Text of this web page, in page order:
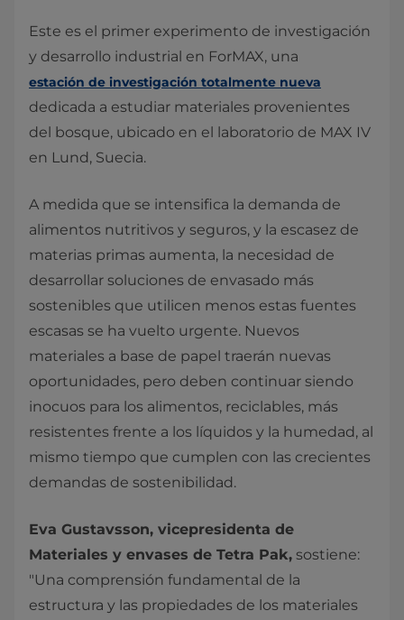
Este es el primer experimento de investigación
y desarrollo industrial en ForMAX, una
estación de investigación totalmente nueva
dedicada a estudiar materiales provenientes
del bosque, ubicado en el laboratorio de MAX IV
en Lund, Suecia.
A medida que se intensifica la demanda de
alimentos nutritivos y seguros, y la escasez de
materias primas aumenta, la necesidad de
desarrollar soluciones de envasado más
sostenibles que utilicen menos estas fuentes
escasas se ha vuelto urgente. Nuevos
materiales a base de papel traerán nuevas
oportunidades, pero deben continuar siendo
inocuos para los alimentos, reciclables, más
resistentes frente a los líquidos y la humedad, al
mismo tiempo que cumplen con las crecientes
demandas de sostenibilidad.
Eva Gustavsson, vicepresidenta de
Materiales y envases de Tetra Pak, sostiene:
"Una comprensión fundamental de la
estructura y las propiedades de los materiales